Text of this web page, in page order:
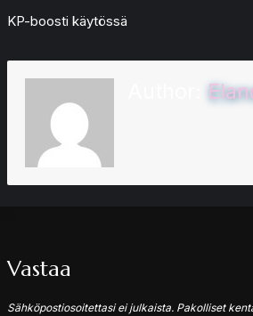
KP-boosti käytössä
Vastaa
Sähköpostiosoitettasi ei julkaista. Pakolliset